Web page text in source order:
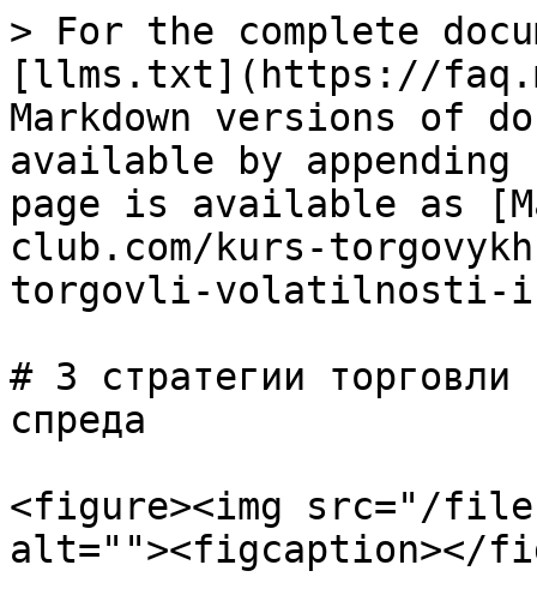
> For the complete
[llms.txt](https://
Markdown versions of
available by
page is available as
club.com/kurs-
torgovli-volatilnosti-i-
# 3 стратегии торговли
спреда
<figure><img src="/files/
alt=""><figcaption></